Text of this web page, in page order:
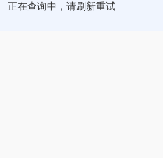
正在查询中，请刷新重试